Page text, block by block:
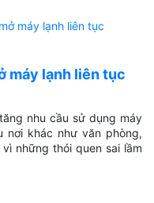
máy lạnh liên tục
nhu cầu sử dụng máy
nơi khác như văn phòng,
những thói quen sai lầm